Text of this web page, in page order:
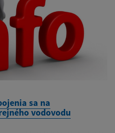
sa na
vodovodu